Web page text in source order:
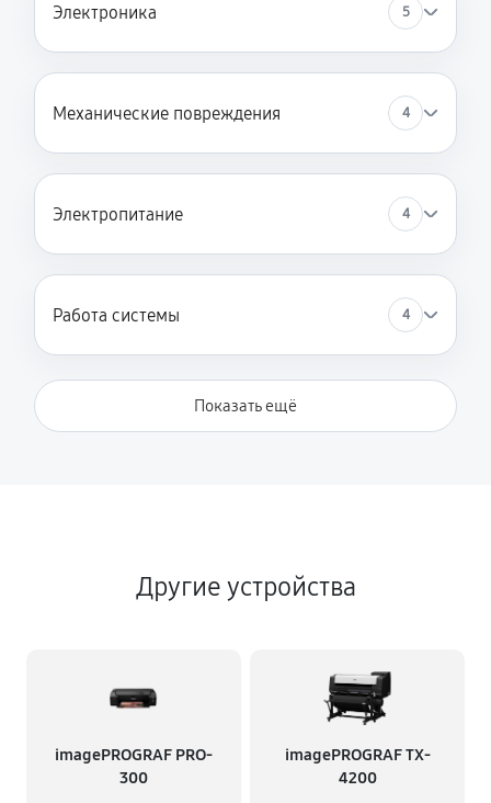
Электроника 5
Механические повреждения 4
Электропитание 4
Работа системы 4
Показать ещё
Другие устройства
imagePROGRAF PRO-
300
imagePROGRAF TX-
4200